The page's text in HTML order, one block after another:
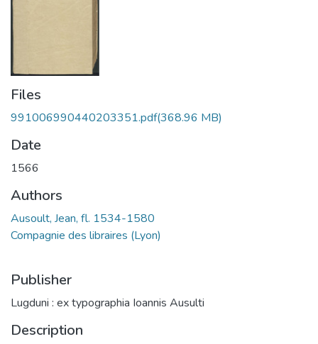
Files
991006990440203351.pdf(368.96 MB)
Date
1566
Authors
Ausoult, Jean, fl. 1534-1580
Compagnie des libraires (Lyon)
Publisher
Lugduni : ex typographia Ioannis Ausulti
Description